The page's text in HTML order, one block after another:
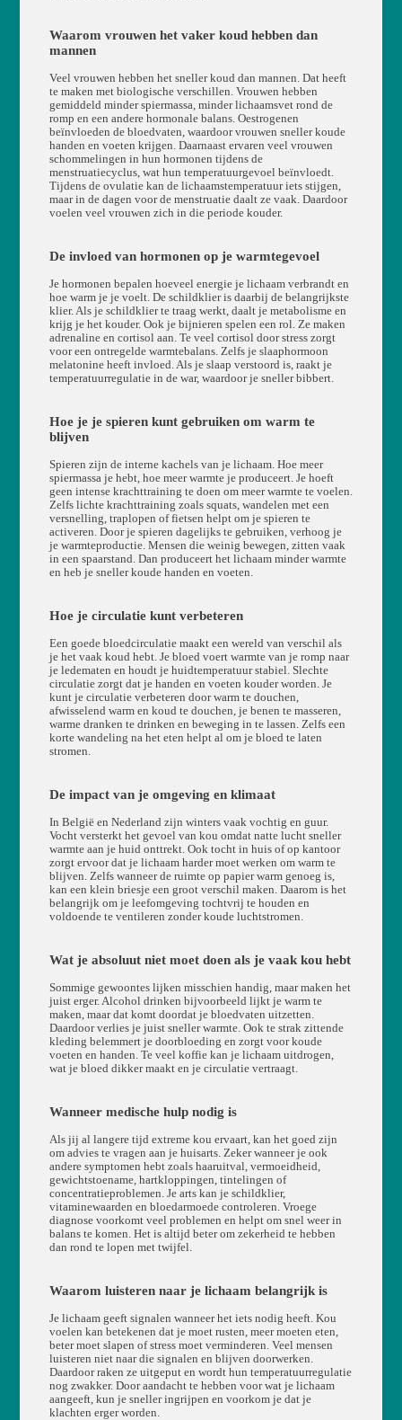
Waarom vrouwen het vaker koud hebben dan
mannen
Veel vrouwen hebben het sneller koud dan mannen. Dat heeft
te maken met biologische verschillen. Vrouwen hebben
gemiddeld minder spiermassa, minder lichaamsvet rond de
romp en een andere hormonale balans. Oestrogenen
beïnvloeden de bloedvaten, waardoor vrouwen sneller koude
handen en voeten krijgen. Daarnaast ervaren veel vrouwen
schommelingen in hun hormonen tijdens de
menstruatiecyclus, wat hun temperatuurgevoel beïnvloedt.
Tijdens de ovulatie kan de lichaamstemperatuur iets stijgen,
maar in de dagen voor de menstruatie daalt ze vaak. Daardoor
voelen veel vrouwen zich in die periode kouder.
De invloed van hormonen op je warmtegevoel
Je hormonen bepalen hoeveel energie je lichaam verbrandt en
hoe warm je je voelt. De schildklier is daarbij de belangrijkste
klier. Als je schildklier te traag werkt, daalt je metabolisme en
krijg je het kouder. Ook je bijnieren spelen een rol. Ze maken
adrenaline en cortisol aan. Te veel cortisol door stress zorgt
voor een ontregelde warmtebalans. Zelfs je slaaphormoon
melatonine heeft invloed. Als je slaap verstoord is, raakt je
temperatuurregulatie in de war, waardoor je sneller bibbert.
Hoe je je spieren kunt gebruiken om warm te
blijven
Spieren zijn de interne kachels van je lichaam. Hoe meer
spiermassa je hebt, hoe meer warmte je produceert. Je hoeft
geen intense krachttraining te doen om meer warmte te voelen.
Zelfs lichte krachttraining zoals squats, wandelen met een
versnelling, traplopen of fietsen helpt om je spieren te
activeren. Door je spieren dagelijks te gebruiken, verhoog je
je warmteproductie. Mensen die weinig bewegen, zitten vaak
in een spaarstand. Dan produceert het lichaam minder warmte
en heb je sneller koude handen en voeten.
Hoe je circulatie kunt verbeteren
Een goede bloedcirculatie maakt een wereld van verschil als
je het vaak koud hebt. Je bloed voert warmte van je romp naar
je ledematen en houdt je huidtemperatuur stabiel. Slechte
circulatie zorgt dat je handen en voeten kouder worden. Je
kunt je circulatie verbeteren door warm te douchen,
afwisselend warm en koud te douchen, je benen te masseren,
warme dranken te drinken en beweging in te lassen. Zelfs een
korte wandeling na het eten helpt al om je bloed te laten
stromen.
De impact van je omgeving en klimaat
In België en Nederland zijn winters vaak vochtig en guur.
Vocht versterkt het gevoel van kou omdat natte lucht sneller
warmte aan je huid onttrekt. Ook tocht in huis of op kantoor
zorgt ervoor dat je lichaam harder moet werken om warm te
blijven. Zelfs wanneer de ruimte op papier warm genoeg is,
kan een klein briesje een groot verschil maken. Daarom is het
belangrijk om je leefomgeving tochtvrij te houden en
voldoende te ventileren zonder koude luchtstromen.
Wat je absoluut niet moet doen als je vaak kou hebt
Sommige gewoontes lijken misschien handig, maar maken het
juist erger. Alcohol drinken bijvoorbeeld lijkt je warm te
maken, maar dat komt doordat je bloedvaten uitzetten.
Daardoor verlies je juist sneller warmte. Ook te strak zittende
kleding belemmert je doorbloeding en zorgt voor koude
voeten en handen. Te veel koffie kan je lichaam uitdrogen,
wat je bloed dikker maakt en je circulatie vertraagt.
Wanneer medische hulp nodig is
Als jij al langere tijd extreme kou ervaart, kan het goed zijn
om advies te vragen aan je huisarts. Zeker wanneer je ook
andere symptomen hebt zoals haaruitval, vermoeidheid,
gewichtstoename, hartkloppingen, tintelingen of
concentratieproblemen. Je arts kan je schildklier,
vitaminewaarden en bloedarmoede controleren. Vroege
diagnose voorkomt veel problemen en helpt om snel weer in
balans te komen. Het is altijd beter om zekerheid te hebben
dan rond te lopen met twijfel.
Waarom luisteren naar je lichaam belangrijk is
Je lichaam geeft signalen wanneer het iets nodig heeft. Kou
voelen kan betekenen dat je moet rusten, meer moeten eten,
beter moet slapen of stress moet verminderen. Veel mensen
luisteren niet naar die signalen en blijven doorwerken.
Daardoor raken ze uitgeput en wordt hun temperatuurregulatie
nog zwakker. Door aandacht te hebben voor wat je lichaam
aangeeft, kun je sneller ingrijpen en voorkom je dat je
klachten erger worden.